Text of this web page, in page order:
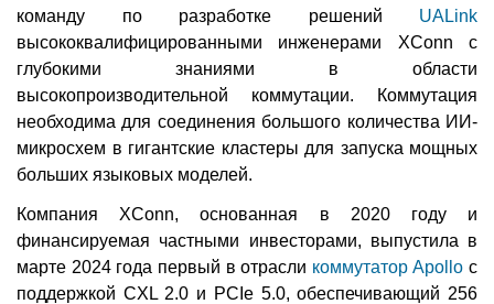
команду по разработке решений UALink
высококвалифицированными инженерами XConn с
глубокими знаниями в области
высокопроизводительной коммутации. Коммутация
необходима для соединения большого количества ИИ-
микросхем в гигантские кластеры для запуска мощных
больших языковых моделей.
Компания XConn, основанная в 2020 году и
финансируемая частными инвесторами, выпустила в
марте 2024 года первый в отрасли коммутатор Apollo с
поддержкой CXL 2.0 и PCIe 5.0, обеспечивающий 256